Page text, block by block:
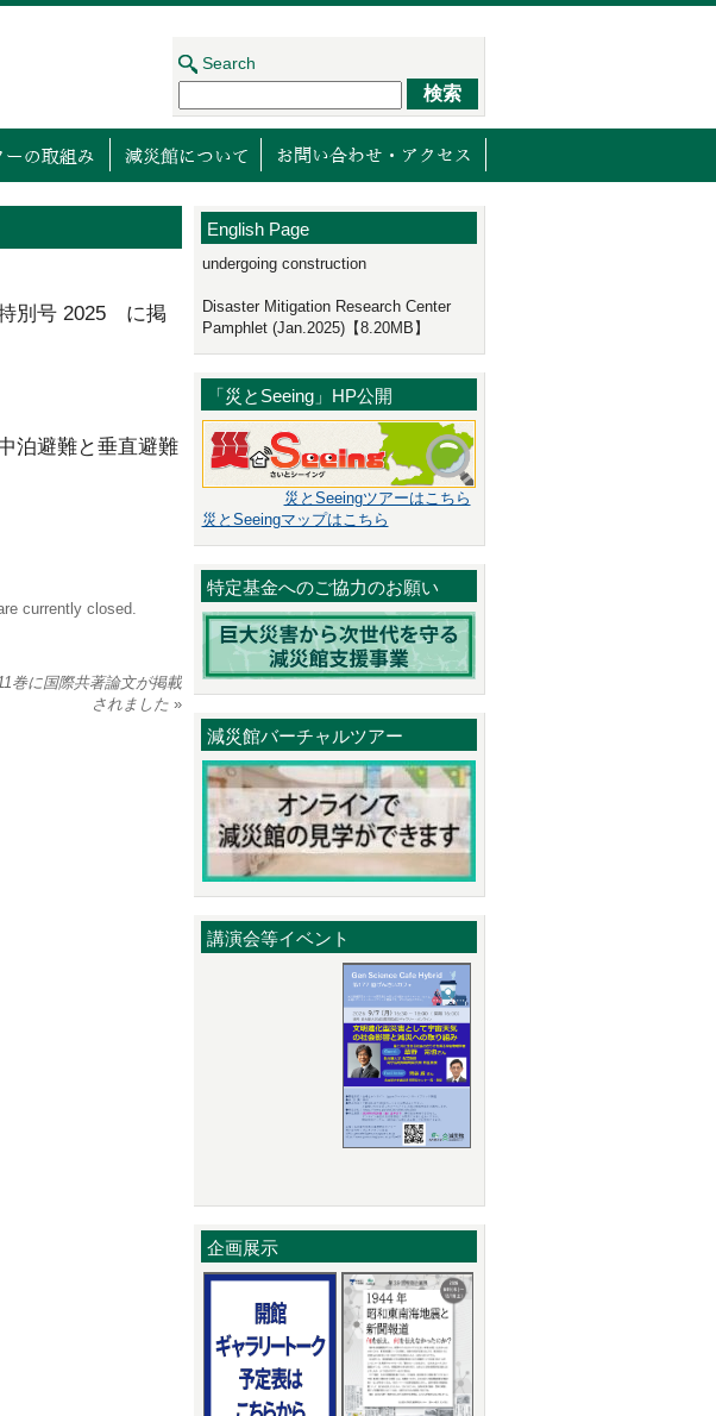
研究プロジェクト センターの取り組み減災館について
Search
別号 2025 に掲
泊避難と垂直避難
currently closed.
巻に国際共著論文が掲載
されました »
English Page
undergoing construction
Disaster Mitigation Research Center
Pamphlet (Jan.2025)【8.20MB】
「災とSeeing」HP公開
災とSeeingツアーはこちら
災とSeeingマップはこちら
特定基金へのご協力のお願い
減災館バーチャルツアー
講演会等イベント
企画展示